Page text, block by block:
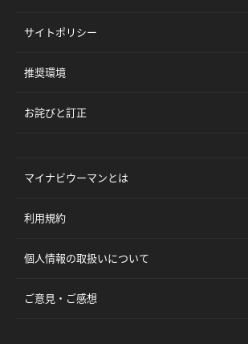
サイトポリシー
推奨環境
お詫びと訂正
マイナビウーマンとは
利用規約
個人情報の取扱いについて
ご意見・ご感想